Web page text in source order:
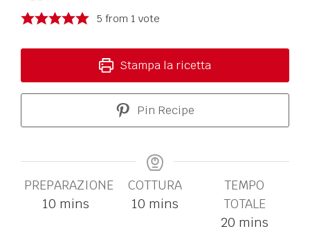
5 from 1 vote
Stampa la ricetta
Pin Recipe
PREPARAZIONE
10 mins
COTTURA
10 mins
TEMPO
TOTALE
20 mins